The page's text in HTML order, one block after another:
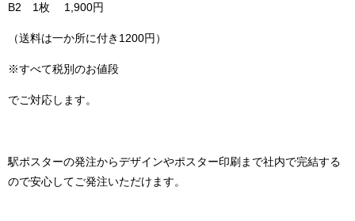
B2 1枚 1,900円
（送料は一か所に付き1200円）
※すべて税別のお値段
でご対応します。
駅ポスターの発注からデザインやポスター印刷まで社内で完結する
ので安心してご発注いただけます。